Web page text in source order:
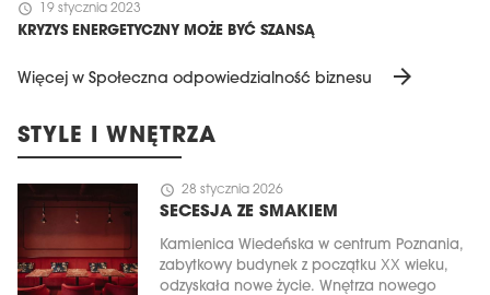
schedule 19 stycznia 2023
KRYZYS ENERGETYCZNY MOŻE BYĆ SZANSĄ
Więcej w Społeczna odpowiedzialność biznesu arrow_forward
STYLE I WNĘTRZA
schedule 28 stycznia 2026
SECESJA ZE SMAKIEM
Kamienica Wiedeńska w centrum Poznania,
zabytkowy budynek z początku XX wieku,
odzyskała nowe życie. Wnętrza nowego